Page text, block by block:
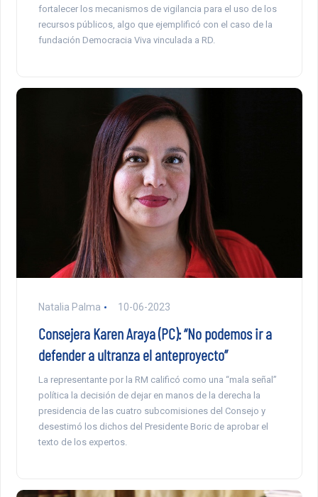
fortalecer los mecanismos de vigilancia para el uso de los
recursos públicos, algo que ejemplificó con el caso de la
fundación Democracia Viva vinculada a RD.
Natalia Palma 10-06-2023
Consejera Karen Araya (PC): “No podemos ir a
defender a ultranza el anteproyecto”
La representante por la RM calificó como una “mala señal”
política la decisión de dejar en manos de la derecha la
presidencia de las cuatro subcomisiones del Consejo y
desestimó los dichos del Presidente Boric de aprobar el
texto de los expertos.